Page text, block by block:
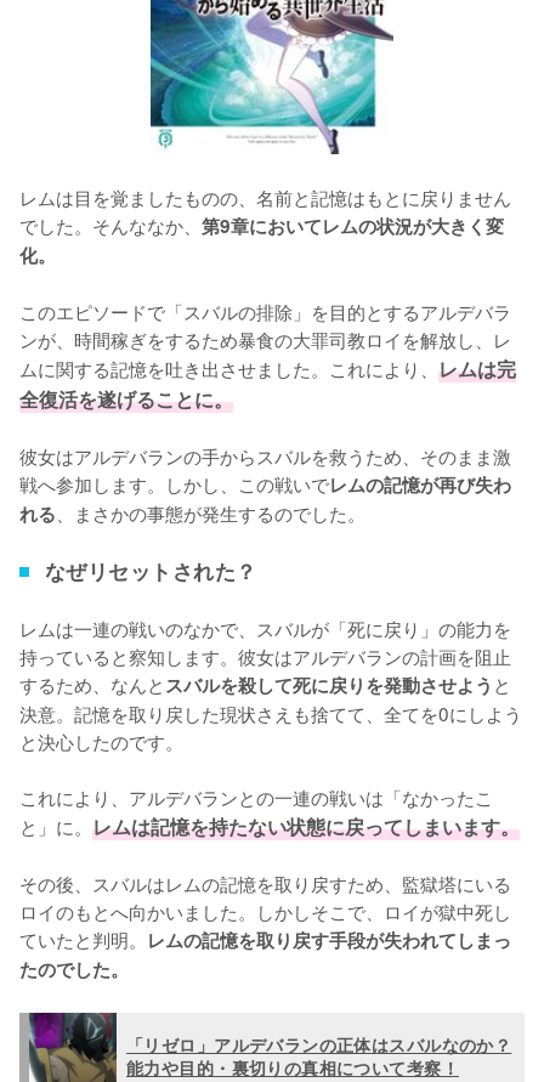
レムは目を覚ましたものの、名前と記憶はもとに戻りません
でした。そんななか、 第9章においてレムの状況が大きく変
化。
このエピソードで「スバルの排除」を目的とするアルデバラ
ンが、時間稼ぎをするため暴食の大罪司教ロイを解放し、レ
ムに関する記憶を吐き出させました。これにより、 レムは完
全復活を遂げることに。
彼女はアルデバランの手からスバルを救うため、そのまま激
戦へ参加します。しかし、この戦いでレムの記憶が再び失わ
れる 、まさかの事態が発生するのでした。
なぜリセットされた？
レムは一連の戦いのなかで、スバルが「死に戻り」の能力を
持っていると察知します。彼女はアルデバランの計画を阻止
するため、なんとスバルを殺して死に戻りを発動させよう と
決意。記憶を取り戻した現状さえも捨てて、全てを0にしよう
と決心したのです。
これにより、アルデバランとの一連の戦いは「なかったこ
と」に。 レムは記憶を持たない状態に戻ってしまいます。
その後、スバルはレムの記憶を取り戻すため、監獄塔にいる
ロイのもとへ向かいました。しかしそこで、ロイが獄中死し
ていたと判明。 レムの記憶を取り戻す手段が失われてしまっ
たのでした。
「リゼロ」アルデバランの正体はスバルなのか？
能力や目的・裏切りの真相について考察！